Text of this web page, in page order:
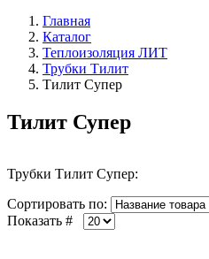
Главная
Каталог
Теплоизоляция ЛИТ
Трубки Тилит
Тилит Супер
Тилит Супер
Трубки Тилит Супер:
Сортировать по:
Показать #